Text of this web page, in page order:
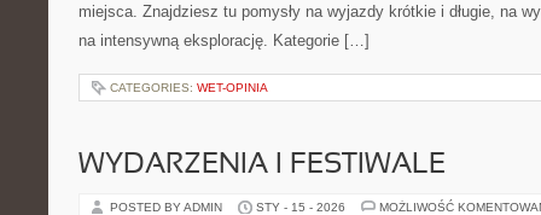
miejsca. Znajdziesz tu pomysły na wyjazdy krótkie i długie, na
na intensywną eksplorację. Kategorie […]
CATEGORIES: WET-OPINIA
WYDARZENIA I FESTIWALE
POSTED BY ADMIN STY - 15 - 2026 MOŻLIWOŚĆ